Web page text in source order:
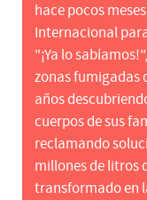
hace pocos
Internacional
"¡Ya lo
zonas fumigadas
años
cuerpos de sus
reclamando
millones de litros
transformado en